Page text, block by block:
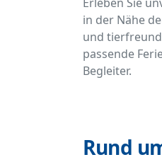
in der Nähe
und
passende
Begleiter.
Rund